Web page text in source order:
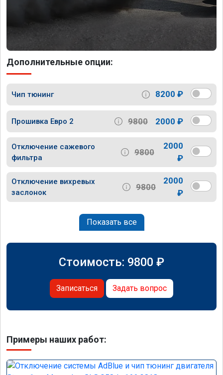
Дополнительные опции:
Чип тюнинг 8200 ₽
Прошивка Евро 2 9800 2000 ₽
Отключение сажевого
фильтра
9800
2000
₽
Отключение вихревых
заслонок
9800
2000
₽
Показать все
Стоимость: 9800 ₽
Записаться Задать вопрос
Примеры наших работ: